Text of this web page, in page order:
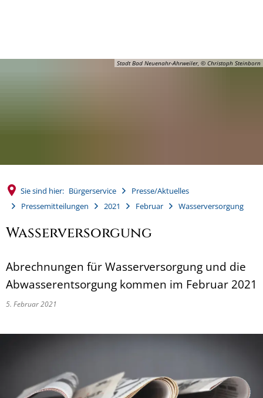
Stadt Bad Neuenahr-Ahrweiler, © Christoph Steinborn
Sie sind hier: Bürgerservice
Presse/Aktuelles
Pressemitteilungen
2021 Februar Wasserversorgung
Wasserversorgung
Abrechnungen für Wasserversorgung und die
Abwasserentsorgung kommen im Februar 2021
5. Februar 2021